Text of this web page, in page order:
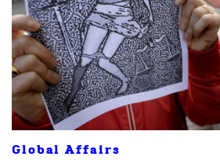
Global Affairs
ค้นหา
SHARE TWEET LINE